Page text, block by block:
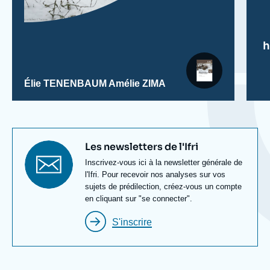
Élie TENENBAUM Amélie ZIMA
Titre
newsletter
Les newsletters de l'Ifri
Texte
Newsletter
Inscrivez-vous ici à la newsletter générale de
l'Ifri. Pour recevoir nos analyses sur vos
sujets de prédilection, créez-vous un compte
en cliquant sur "se connecter".
S'inscrire